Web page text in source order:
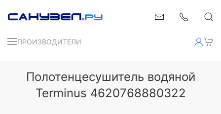
ПРОИЗВОДИТЕЛИ
Полотенцесушитель водяной
Terminus 4620768880322